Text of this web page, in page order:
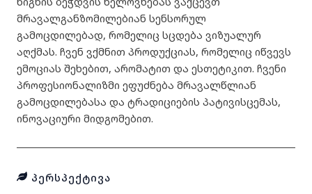
მრავალგანზომილებიან სენსორულ
გამოცდილებად, რომელიც სცდება ვიზუალურ
აღქმას. ჩვენ ვქმნით პროდუქციას, რომელიც იწვევს
ემოციას შეხებით, არომატით და ესთეტიკით. ჩვენი
პროფესიონალიზმი ეფუძნება მრავალწლიან
გამოცდილებასა და ტრადიციების პატივისცემას,
ინოვაციური მიდგომებით.
ᲞᲔᲠᲡᲞᲔᲥᲢᲘᲕᲐ